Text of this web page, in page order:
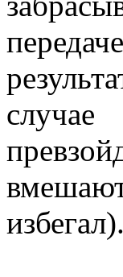
избегал).